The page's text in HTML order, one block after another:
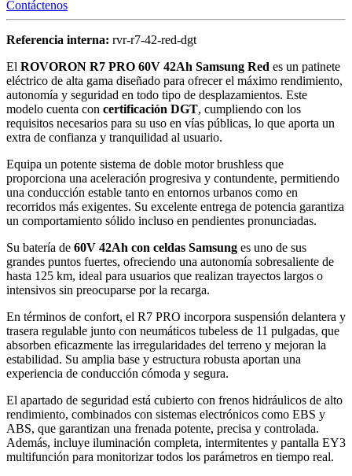
Contáctenos
Referencia interna: rvr-r7-42-red-dgt
El ROVORON R7 PRO 60V 42Ah Samsung Red es un patinete
eléctrico de alta gama diseñado para ofrecer el máximo rendimiento,
autonomía y seguridad en todo tipo de desplazamientos. Este
modelo cuenta con certificación DGT, cumpliendo con los
requisitos necesarios para su uso en vías públicas, lo que aporta un
extra de confianza y tranquilidad al usuario.
Equipa un potente sistema de doble motor brushless que
proporciona una aceleración progresiva y contundente, permitiendo
una conducción estable tanto en entornos urbanos como en
recorridos más exigentes. Su excelente entrega de potencia garantiza
un comportamiento sólido incluso en pendientes pronunciadas.
Su batería de 60V 42Ah con celdas Samsung es uno de sus
grandes puntos fuertes, ofreciendo una autonomía sobresaliente de
hasta 125 km, ideal para usuarios que realizan trayectos largos o
intensivos sin preocuparse por la recarga.
En términos de confort, el R7 PRO incorpora suspensión delantera y
trasera regulable junto con neumáticos tubeless de 11 pulgadas, que
absorben eficazmente las irregularidades del terreno y mejoran la
estabilidad. Su amplia base y estructura robusta aportan una
experiencia de conducción cómoda y segura.
El apartado de seguridad está cubierto con frenos hidráulicos de alto
rendimiento, combinados con sistemas electrónicos como EBS y
ABS, que garantizan una frenada potente, precisa y controlada.
Además, incluye iluminación completa, intermitentes y pantalla EY3
multifunción para monitorizar todos los parámetros en tiempo real.